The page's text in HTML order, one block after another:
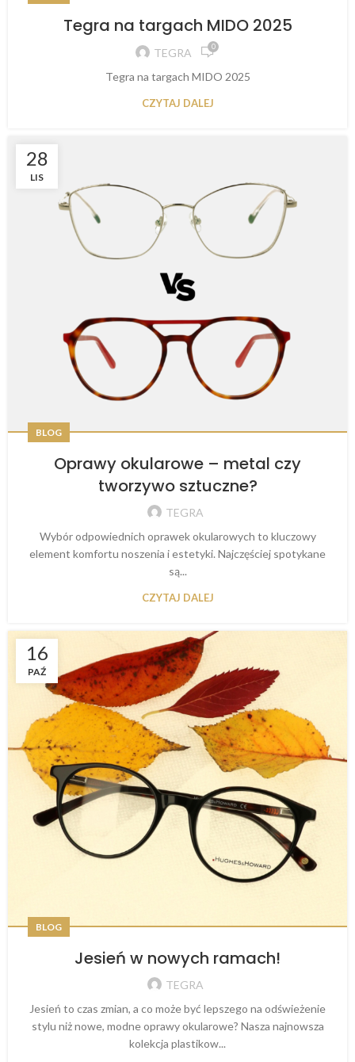
Tegra na targach MIDO 2025
TEGRA 0
Tegra na targach MIDO 2025
CZYTAJ DALEJ
28
LIS
BLOG
Oprawy okularowe – metal czy
tworzywo sztuczne?
TEGRA
Wybór odpowiednich oprawek okularowych to kluczowy
element komfortu noszenia i estetyki. Najczęściej spotykane
są...
CZYTAJ DALEJ
16
PAŹ
BLOG
Jesień w nowych ramach!
TEGRA
Jesień to czas zmian, a co może być lepszego na odświeżenie
stylu niż nowe, modne oprawy okularowe? Nasza najnowsza
kolekcja plastikow...